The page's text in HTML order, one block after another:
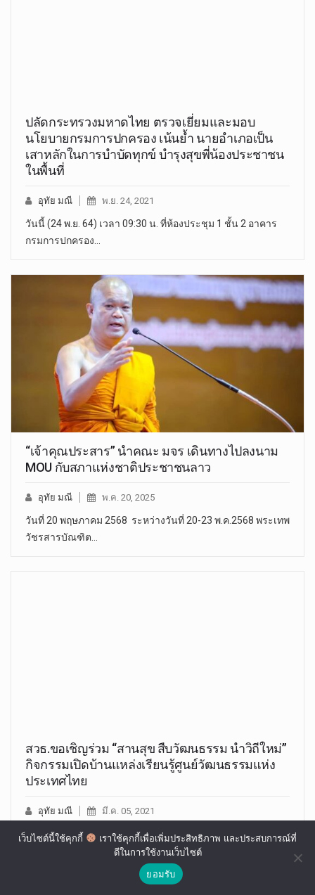
ปลัดกระทรวงมหาดไทย ตรวจเยี่ยมและมอบ
นโยบายกรมการปกครอง เน้นย้ำ นายอำเภอเป็น
เสาหลักในการบำบัดทุกข์ บำรุงสุขพี่น้องประชาชน
ในพื้นที่
อุทัย มณี พ.ย. 24, 2021
วันนี้ (24 พ.ย. 64) เวลา 09:30 น. ที่ห้องประชุม 1 ชั้น 2 อาคาร
กรมการปกครอง…
“เจ้าคุณประสาร” นำคณะ มจร เดินทางไปลงนาม
MOU กับสภาแห่งชาติประชาชนลาว
อุทัย มณี พ.ค. 20, 2025
วันที่ 20 พฤษภาคม 2568 ระหว่างวันที่ 20-23 พ.ค.2568 พระเทพ
วัชรสารบัณฑิต…
สวธ.ขอเชิญร่วม “สานสุข สืบวัฒนธรรม นำวิถีใหม่”
กิจกรรมเปิดบ้านแหล่งเรียนรู้ศูนย์วัฒนธรรมแห่ง
ประเทศไทย
อุทัย มณี มี.ค. 05, 2021
กรมส่งเสริมวัฒนธรรม (สวธ.) โดย กองส่งเสริมและถ่ายทอด
เว็บไซต์นี้ใช้คุกกี้
เราใช้คุกกี้เพื่อเพิ่มประสิทธิภาพ และประสบการณ์ที่
ดีในการใช้งานเว็บไซต์
ยอมรับ